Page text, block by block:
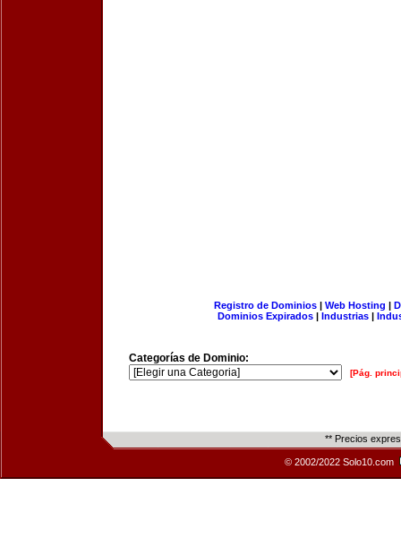
Registro de Dominios| Web Hosting |
Dominios Expirados | Industrias |
Categorías de Dominio:
[Pág.
** Precios
© 2002/2022 Solo10.com